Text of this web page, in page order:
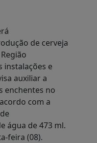
de cerveja
instalações e
auxiliar a
enchentes no
com a
água de 473 ml.
feira (08).